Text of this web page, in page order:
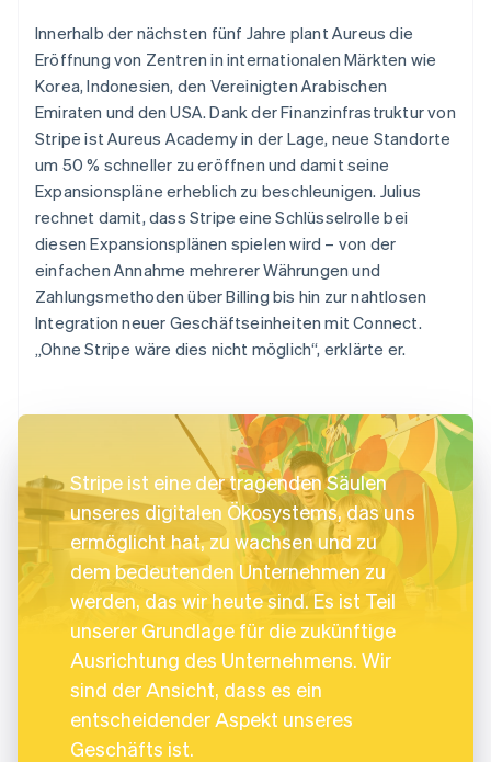
Innerhalb der nächsten fünf Jahre plant Aureus die
Eröffnung von Zentren in internationalen Märkten wie
Korea, Indonesien, den Vereinigten Arabischen
Emiraten und den USA. Dank der Finanzinfrastruktur von
Stripe ist Aureus Academy in der Lage, neue Standorte
um 50 % schneller zu eröffnen und damit seine
Expansionspläne erheblich zu beschleunigen. Julius
rechnet damit, dass Stripe eine Schlüsselrolle bei
diesen Expansionsplänen spielen wird – von der
einfachen Annahme mehrerer Währungen und
Zahlungsmethoden über Billing bis hin zur nahtlosen
Integration neuer Geschäftseinheiten mit Connect.
„Ohne Stripe wäre dies nicht möglich“, erklärte er.
Stripe ist eine der tragenden Säulen
unseres digitalen Ökosystems, das uns
ermöglicht hat, zu wachsen und zu
dem bedeutenden Unternehmen zu
werden, das wir heute sind. Es ist Teil
unserer Grundlage für die zukünftige
Ausrichtung des Unternehmens. Wir
sind der Ansicht, dass es ein
entscheidender Aspekt unseres
Geschäfts ist.